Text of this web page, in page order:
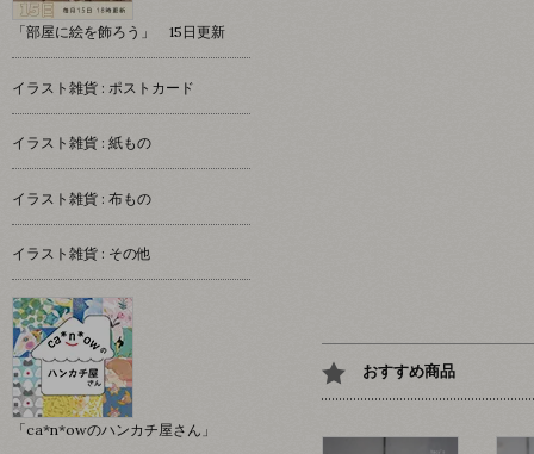
おすすめ商品
「部屋に絵を飾ろう」 15日更新
イラスト雑貨 : ポストカード
イラスト雑貨 : 紙もの
イラスト雑貨 : 布もの
イラスト雑貨 : その他
「ca*n*owのハンカチ屋さん」